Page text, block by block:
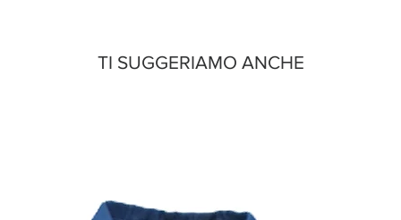
TI SUGGERIAMO ANCHE